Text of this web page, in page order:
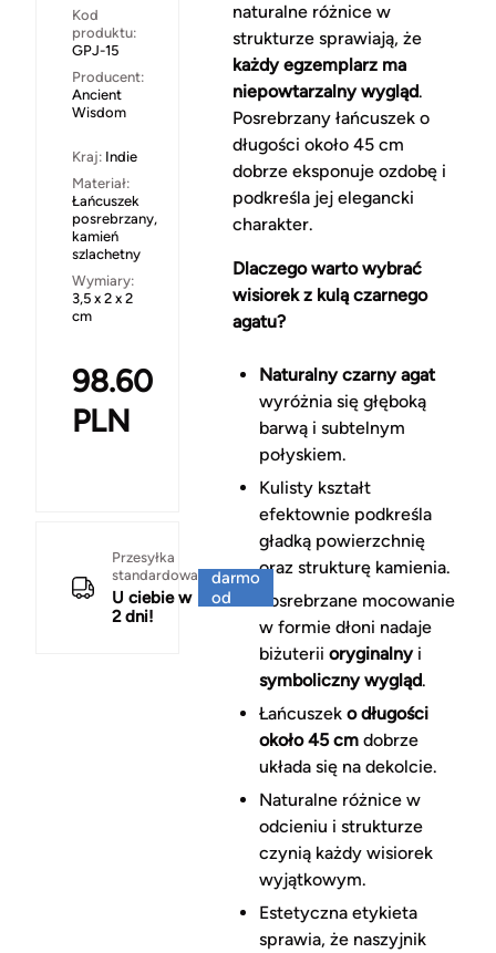
Kod
produktu:
GPJ-15
Producent:
Ancient
Wisdom
Kraj: Indie
Materiał:
Łańcuszek
posrebrzany,
kamień
szlachetny
Wymiary:
3,5 x 2 x 2
cm
98.60
PLN
Przesyłka
standardowa
U ciebie w
2 dni!
darmo
od
naturalne różnice w
strukturze sprawiają, że
każdy egzemplarz ma
niepowtarzalny wygląd.
Posrebrzany łańcuszek o
długości około 45 cm
dobrze eksponuje ozdobę i
podkreśla jej elegancki
charakter.
Dlaczego warto wybrać
wisiorek z kulą czarnego
agatu?
Naturalny czarny agat
wyróżnia się głęboką
barwą i subtelnym
połyskiem.
Kulisty kształt
efektownie podkreśla
gładką powierzchnię
oraz strukturę kamienia.
Posrebrzane mocowanie
w formie dłoni nadaje
biżuterii oryginalnyi
symboliczny wygląd.
Łańcuszek o długości
około 45 cmdobrze
układa się na dekolcie.
Naturalne różnice w
odcieniu i strukturze
czynią każdy wisiorek
wyjątkowym.
Estetyczna etykieta
sprawia, że naszyjnik